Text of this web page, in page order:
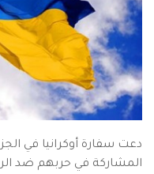
دعت سفارة أوكرانيا في
المشاركة في حربهم ضد